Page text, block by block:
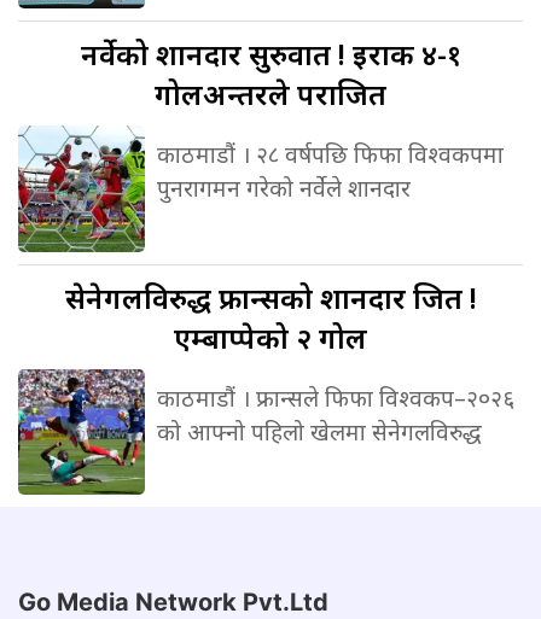
नर्वेकोशानदार सुरुवात ! इराक ४-१
गोलअन्तरले पराजित
काठमाडौं । २८ वर्षपछि फिफा विश्वकपमा
पुनरागमन गरेको नर्वेले शानदार
सेनेगलविरुद्धफ्रान्सको शानदार जित !
एम्बाप्पेको २ गोल
काठमाडौं । फ्रान्सले फिफा विश्वकप–२०२६
को आफ्नो पहिलो खेलमा सेनेगलविरुद्ध
Go Media Network Pvt.Ltd